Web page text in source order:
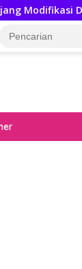
Max Concept